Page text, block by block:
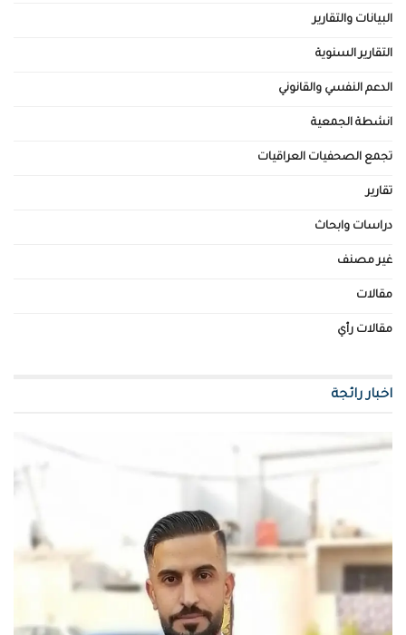
البيانات والتقارير
التقارير السنوية
الدعم النفسي والقانوني
انشطة الجمعية
تجمع الصحفيات العراقيات
تقارير
دراسات وابحاث
غير مصنف
مقالات
مقالات رأي
اخبار رائجة